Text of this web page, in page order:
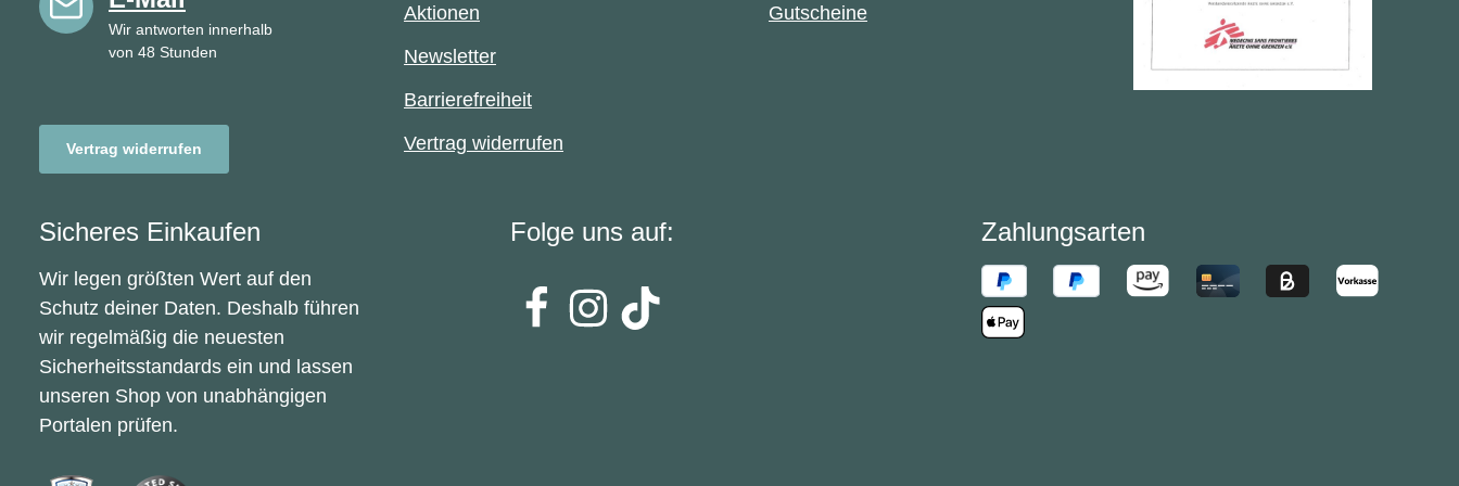
Wir antworten innerhalb
von 48 Stunden
Vertrag widerrufen
Aktionen
Newsletter
Barrierefreiheit
Vertrag widerrufen
Gutscheine
Sicheres Einkaufen
Wir legen größten Wert auf den
Schutz deiner Daten. Deshalb führen
wir regelmäßig die neuesten
Sicherheitsstandards ein und lassen
unseren Shop von unabhängigen
Portalen prüfen.
Folge uns auf: Zahlungsarten